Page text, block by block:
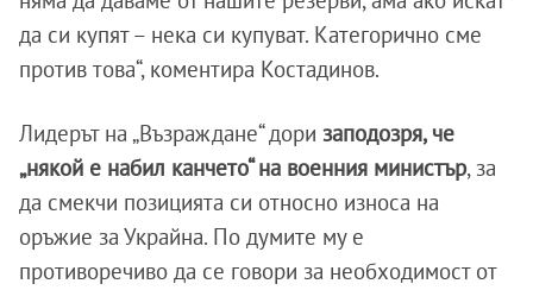
да си купят – нека си купуват. Категорично сме
против това“, коментира Костадинов.
Лидерът на „Възраждане“ дори заподозря, че
„някой е набил канчето“ на военния министър, за
да смекчи позицията си относно износа на
оръжие за Украйна. По думите му е
противоречиво да се говори за необходимост от